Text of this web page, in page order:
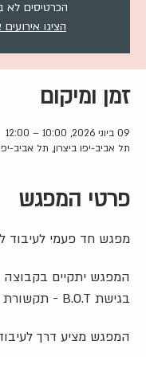
הכרטיסים לא
הציגו
זמן ומיקום
09 ביוני 2026, 10:00 – 12:00
תל אביב-יפו ביצרון, תל אביב-
פרטי המפגש
מפגש חד פעמי לעיבוד
המפגש יתקיים
בגישת B.O.T - תקשורת בשדה הלידה.
המפגש מציע דרך